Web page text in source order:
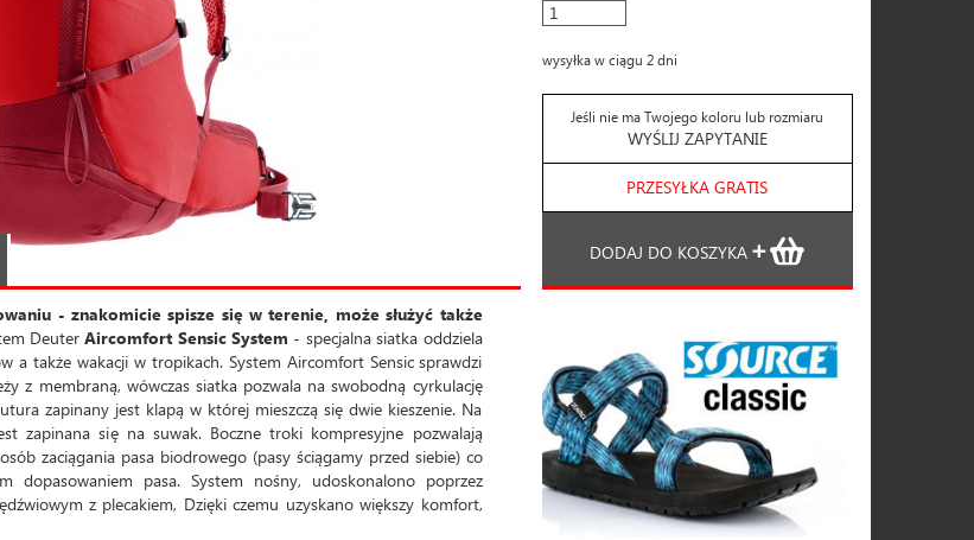
wysyłka w ciągu 2 dni
Jeśli nie ma Twojego koloru lub rozmiaru
WYŚLIJ ZAPYTANIE
PRZESYŁKA GRATIS
DODAJ DO KOSZYKA
- znakomicie spisze się w terenie, może służyć także
DeuterAircomfort Sensic System - specjalna siatka oddziela
a także wakacji w tropikach. System Aircomfort Sensic sprawdzi
z membraną, wówczas siatka pozwala na swobodną cyrkulację
zapinany jest klapą w której mieszczą się dwie kieszenie. Na
zapinana się na suwak. Boczne troki kompresyjne pozwalają
zaciągania pasa biodrowego (pasy ściągamy przed siebie) co
dopasowaniem pasa. System nośny, udoskonalono poprzez
z plecakiem, Dzięki czemu uzyskano większy komfort,